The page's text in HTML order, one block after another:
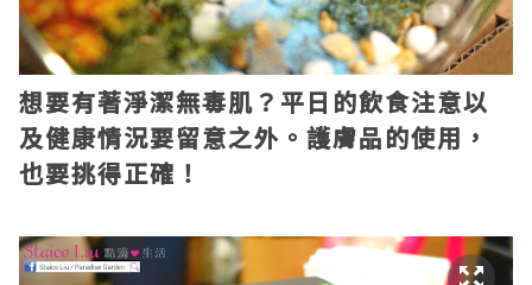
想要有著淨潔無毒肌？平日的飲食注意以
及健康情況要留意之外。護膚品的使用，
也要挑得正確！